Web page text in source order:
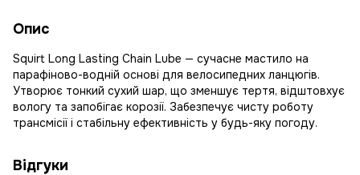
Опис
Squirt Long Lasting Chain Lube — сучасне мастило на
парафіново-водній основі для велосипедних ланцюгів.
Утворює тонкий сухий шар, що зменшує тертя, відштовхує
вологу та запобігає корозії. Забезпечує чисту роботу
трансмісії і стабільну ефективність у будь-яку погоду.
Відгуки